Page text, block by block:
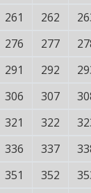
261 262
276 277
291 292
306 307
321 322
336 337
351 352